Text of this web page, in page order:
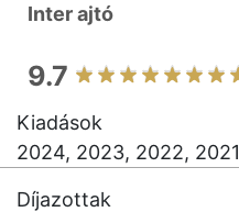
Inter ajtó
9.7
Kiadások
2024, 2023, 2022, 2021
Díjazottak